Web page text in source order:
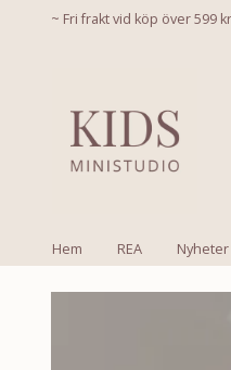
~ Fri frakt vid köp över 599
Hem REA Nyheter